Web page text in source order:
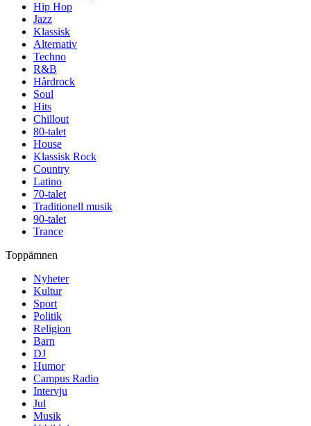
Hip Hop
Jazz
Klassisk
Alternativ
Techno
R&B
Hårdrock
Soul
Hits
Chillout
80-talet
House
Klassisk Rock
Country
Latino
70-talet
Traditionell musik
90-talet
Trance
Toppämnen
Nyheter
Kultur
Sport
Politik
Religion
Barn
DJ
Humor
Campus Radio
Intervju
Jul
Musik